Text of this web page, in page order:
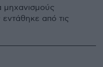
μηχανισμούς
από τις